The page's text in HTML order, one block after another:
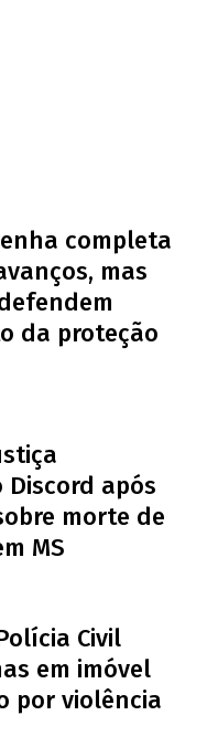
completa
mas
da proteção
após
morte de
MS
Civil
em imóvel
por violência